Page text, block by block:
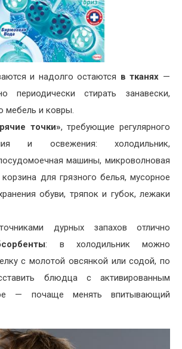
и надолго остаются в тканях —
периодически стирать занавески,
мебель и ковры.
точки», требующие регулярного
и освежения: холодильник,
машины, микроволновая
для грязного белья, мусорное
обуви, тряпок и губок, лежаки
дурных запахов отлично
: в холодильник можно
с молотой овсянкой или содой, по
блюдца с активированным
— почаще менять впитывающий